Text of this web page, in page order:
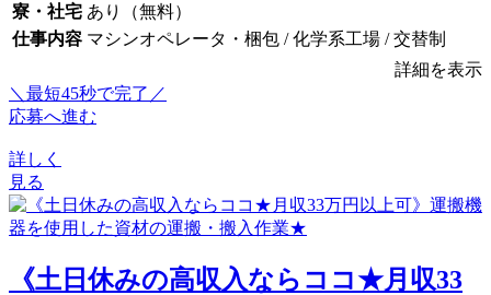
寮・社宅 あり（無料）
仕事内容 マシンオペレータ・梱包 / 化学系工場 / 交替制
詳細を表示
＼最短45秒で完了／
応募へ進む
詳しく
見る
《土日休みの高収入ならココ★月収33